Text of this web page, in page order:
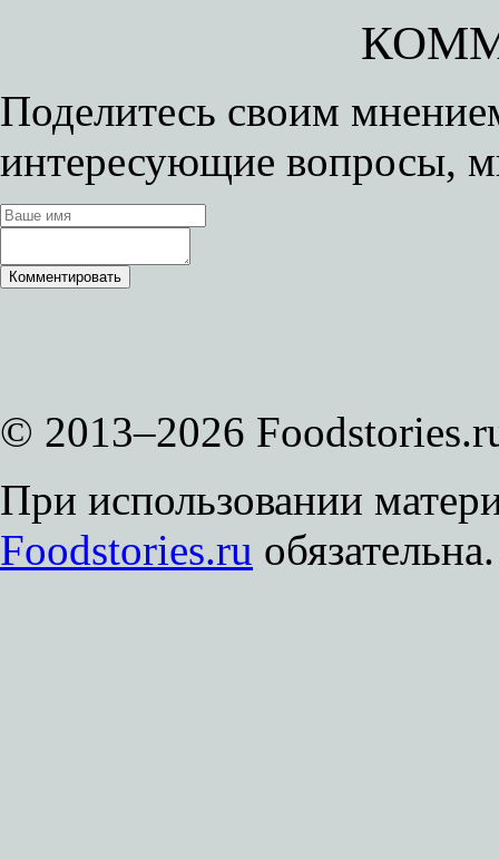
Поделитесь своим
интересующие вопросы,
© 2013–2026
При использовании
Foodstories.ru обязательна.